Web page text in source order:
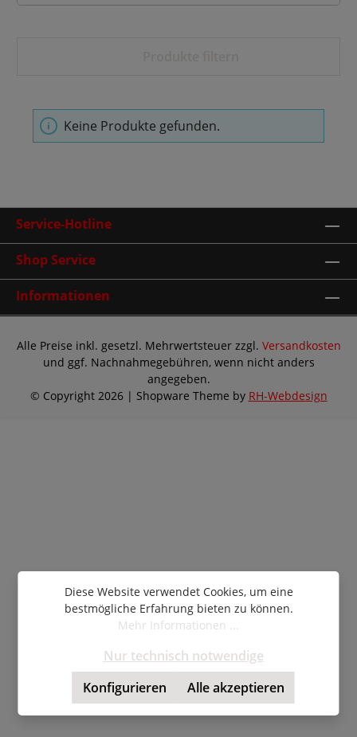
Keine Produkte gefunden.
Service-Hotline
Shop Service
Informationen
Alle Preise inkl. gesetzl. Mehrwertsteuer zzgl. Versandkosten
und ggf. Nachnahmegebühren, wenn nicht anders
angegeben.
© Copyright 2026 | Shopware Theme by RH-Webdesign
Diese Website verwendet Cookies, um eine
bestmögliche Erfahrung bieten zu können.
Mehr Informationen ...
Nur technisch notwendige
Konfigurieren
Alle akzeptieren